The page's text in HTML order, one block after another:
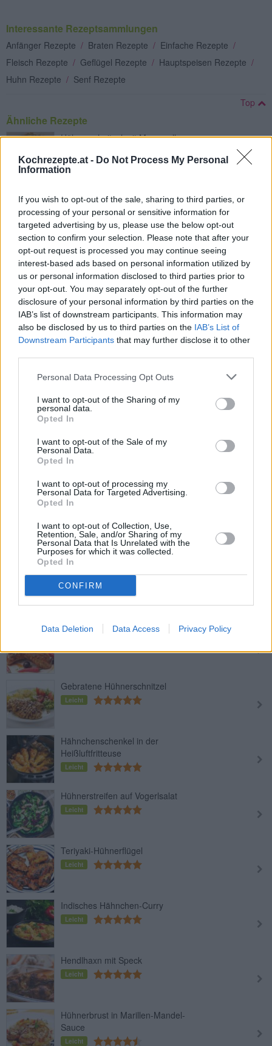
Kochrezepte.at - Do Not Process My Personal
Information
If you wish to opt-out of the sale, sharing to third parties, or
processing of your personal or sensitive information for
targeted advertising by us, please use the below opt-out
section to confirm your selection. Please note that after your
opt-out request is processed you may continue seeing
interest-based ads based on personal information utilized by
us or personal information disclosed to third parties prior to
your opt-out. You may separately opt-out of the further
disclosure of your personal information by third parties on the
IAB’s list of downstream participants. This information may
also be disclosed by us to third parties on the IAB’s List of
Downstream Participants that may further disclose it to other
Personal Data Processing Opt Outs
I want to opt-out of the Sharing of my
personal data.
Opted In
I want to opt-out of the Sale of my
Personal Data.
Opted In
I want to opt-out of processing my
Personal Data for Targeted Advertising.
Opted In
I want to opt-out of Collection, Use,
Retention, Sale, and/or Sharing of my
Personal Data that Is Unrelated with the
Purposes for which it was collected.
Opted In
CONFIRM
Data Deletion Data Access Privacy Policy
Interessante Rezeptsammlungen
Anfänger Rezepte / Braten Rezepte / Einfache Rezepte /
Fleisch Rezepte / Geflügel Rezepte / Hauptspeisen Rezepte /
Huhn Rezepte / Senf Rezepte
Top
Ähnliche Rezepte
Hühnerschnitzel mit Mozzarella
und Kapern
Leicht
Knusprige Hühnerflügel
Leicht
Prosecco-Trauben-Hühnchen
Mittel
Hühnchen Piccata
Hühnerfilet mit Paprikasauce
Chicken Kiev
Grillhühnchen pikant und saftig
Leicht
Gebratene Buttermilch-
Hühnerschenkel
Höllisches Hühnchen zum Grillen
Gebratene Hühnerschnitzel
Leicht
Hähnchenschenkel in der
Heißluftfritteuse
Leicht
Hühnerstreifen auf Vogerlsalat
Leicht
Teriyaki-Hühnerflügel
Leicht
Indisches Hähnchen-Curry
Leicht
Hendlhaxn mit Speck
Leicht
Hühnerbrust in Marillen-Mandel-
Sauce
Leicht